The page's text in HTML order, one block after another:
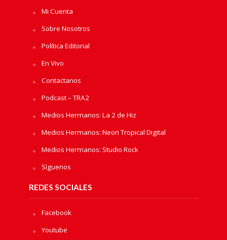
Mi Cuenta
Sobre Nosotros
Política Editorial
En Vivo
Contactanos
Podcast – TRA2
Medios Hermanos: La 2 de Hiz
Medios Hermanos: Neon Tropical Digital
Medios Hermanos: Studio Rock
Sìguenos
REDES SOCIALES
Facebook
Youtube